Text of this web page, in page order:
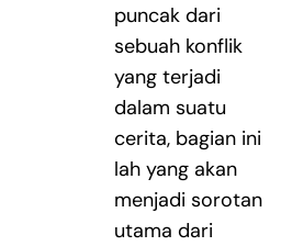
puncak dari
sebuah konflik
yang terjadi
dalam suatu
cerita, bagian ini
lah yang akan
menjadi sorotan
utama dari